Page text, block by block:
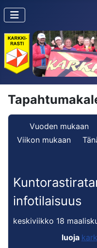
Vuoden mukaan
Viikon mukaan
infotilaisuus
keskiviikko 18
luoja